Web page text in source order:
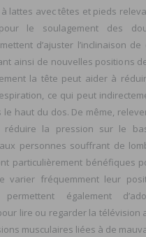
à lattes avec têtes et pieds
le soulagement des
d’ajuster l’inclinaison
ainsi de nouvelles positions
la tête peut aider à
ce qui peut
haut du dos. De même,
réduire la pression sur le
personnes souffrant de
particulièrement bénéfiques
varier fréquemment leur
également
lire ou regarder la télévision
musculaires liées à de